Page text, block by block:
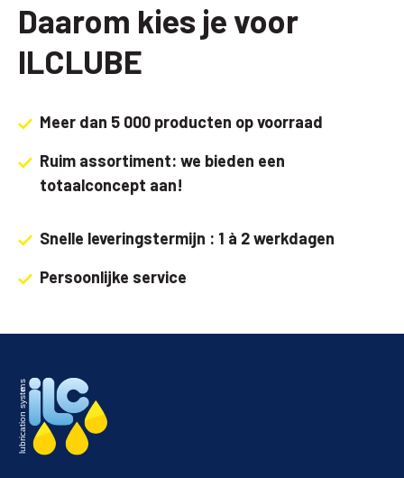
Daarom kies je voor
ILCLUBE
Meer dan 5 000 producten op voorraad
Ruim assortiment: we bieden een
totaalconcept aan!
Snelle leveringstermijn : 1 à 2 werkdagen
Persoonlijke service